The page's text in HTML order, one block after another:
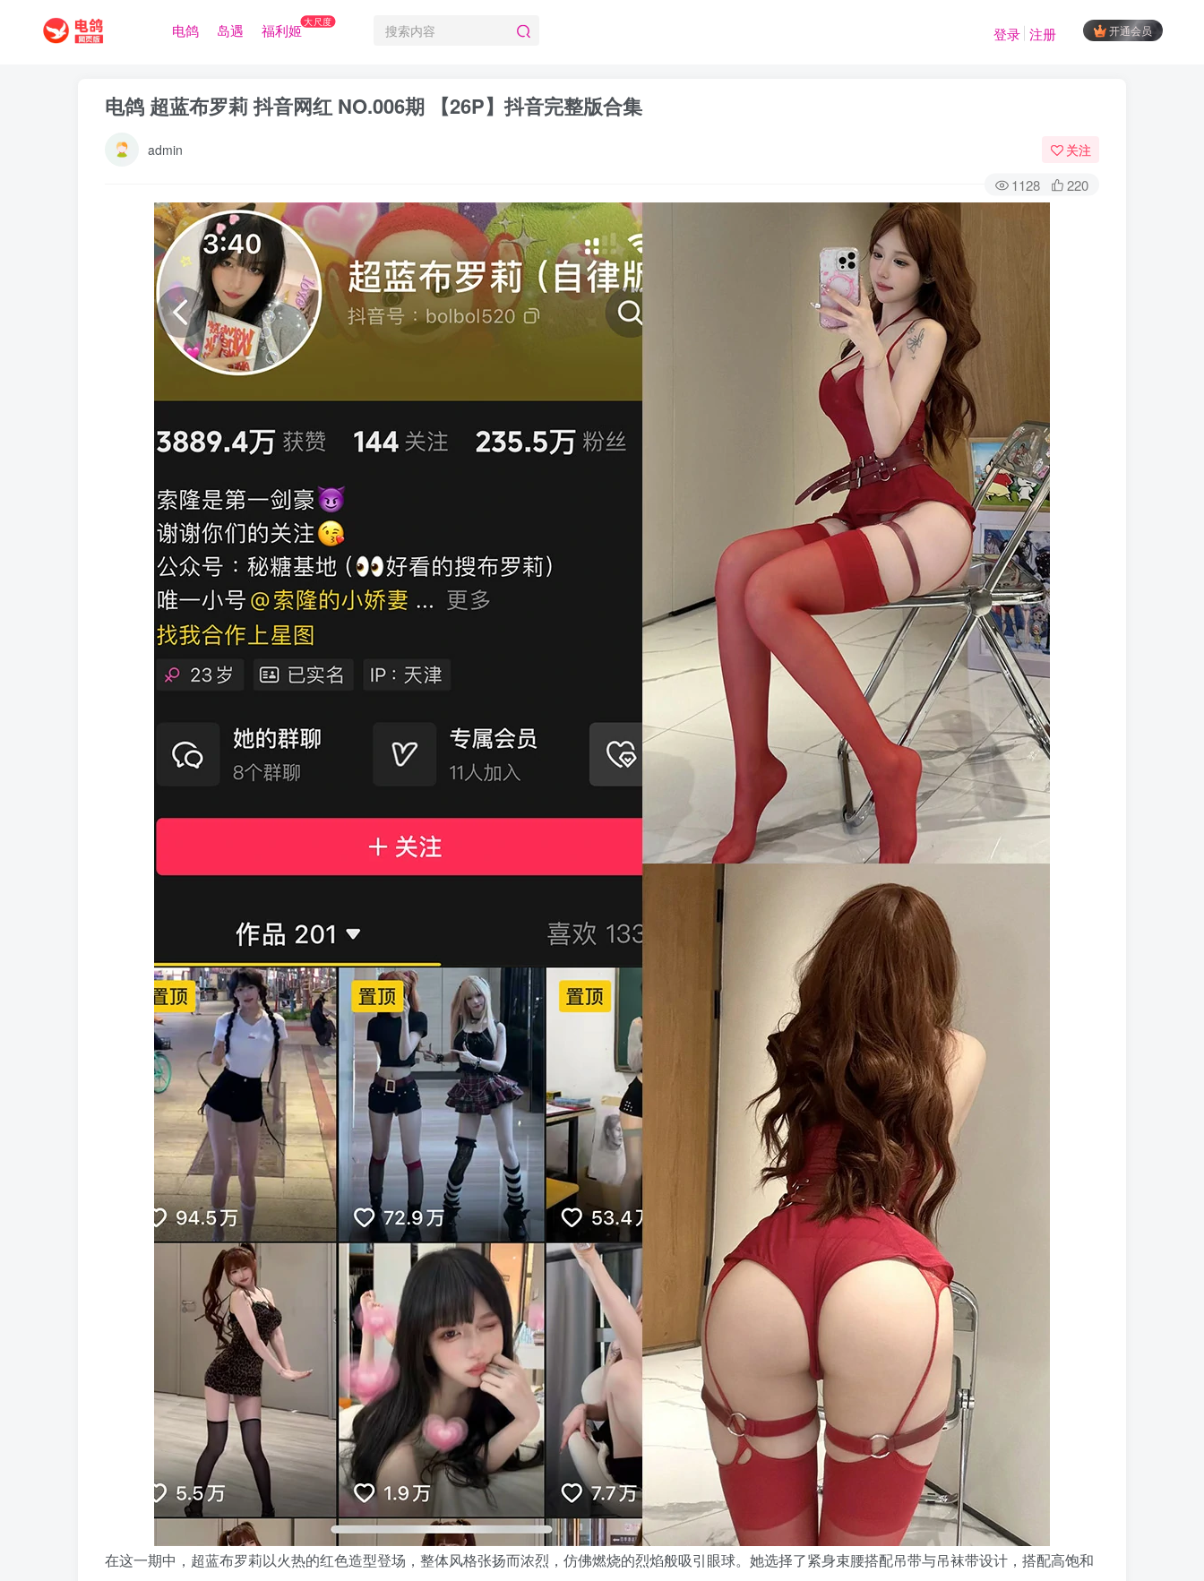
电鸽 岛遇 福利姬大尺度
开通会员
登录 注册
电鸽 超蓝布罗莉 抖音网红 NO.006期 【26P】抖音完整版合集
admin 关注
1128 220
在这一期中，超蓝布罗莉以火热的红色造型登场，整体风格张扬而浓烈，仿佛燃烧的烈焰般吸引眼球。她选择了紧身束腰搭配吊带与吊袜带设计，搭配高饱和